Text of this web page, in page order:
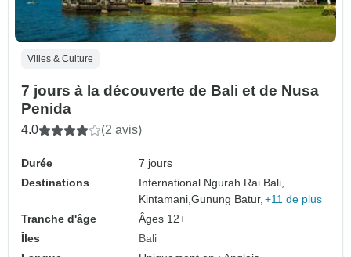
Villes & Culture
7 jours à la découverte de Bali et de Nusa
Penida
4.0 (2 avis)
Durée
7 jours
Destinations
International Ngurah Rai Bali,
Kintamani,Gunung Batur, +11 de plus
Tranche d'âge
Âges 12+
Îles
Bali